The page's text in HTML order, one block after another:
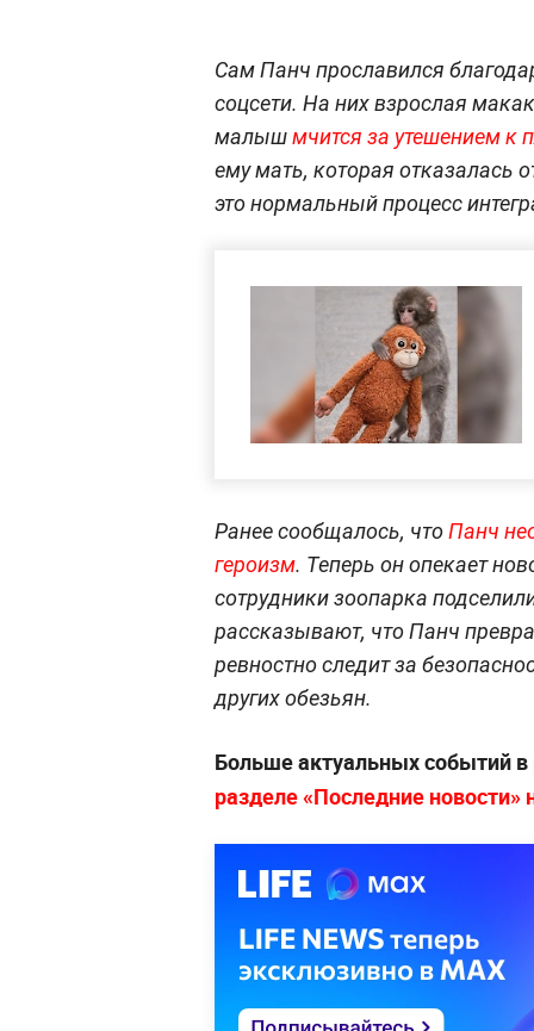
Сам Панч прославился
соцсети. На них взрослая
малышмчится за утешением к
ему мать, которая отказалась
это нормальный процесс
Ранее сообщалось, чтоПанч
героизм. Теперь он опекает
сотрудники зоопарка
рассказывают, что Панч
ревностно следит за
других обезьян.
Больше актуальных событий
разделе «Последние новости»